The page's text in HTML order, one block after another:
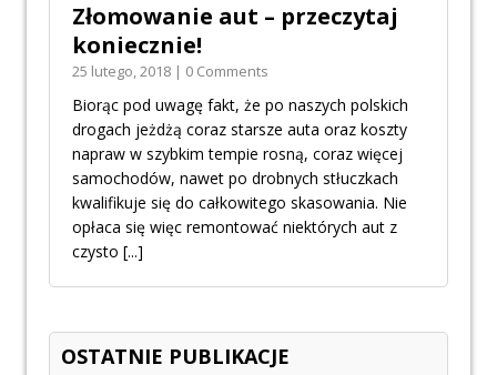
Złomowanie aut – przeczytaj
koniecznie!
25 lutego, 2018 | 0 Comments
Biorąc pod uwagę fakt, że po naszych polskich
drogach jeżdżą coraz starsze auta oraz koszty
napraw w szybkim tempie rosną, coraz więcej
samochodów, nawet po drobnych stłuczkach
kwalifikuje się do całkowitego skasowania. Nie
opłaca się więc remontować niektórych aut z
czysto [...]
OSTATNIE PUBLIKACJE